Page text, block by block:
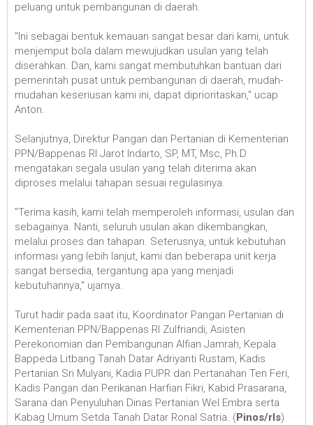
peluang untuk pembangunan di daerah.
"Ini sebagai bentuk kemauan sangat besar dari kami, untuk
menjemput bola dalam mewujudkan usulan yang telah
diserahkan. Dan, kami sangat membutuhkan bantuan dari
pemerintah pusat untuk pembangunan di daerah, mudah-
mudahan keseriusan kami ini, dapat diprioritaskan," ucap
Anton.
Selanjutnya, Direktur Pangan dan Pertanian di Kementerian
PPN/Bappenas RI Jarot Indarto, SP, MT, Msc, Ph.D
mengatakan segala usulan yang telah diterima akan
diproses melalui tahapan sesuai regulasinya.
"Terima kasih, kami telah memperoleh informasi, usulan dan
sebagainya. Nanti, seluruh usulan akan dikembangkan,
melalui proses dan tahapan. Seterusnya, untuk kebutuhan
informasi yang lebih lanjut, kami dan beberapa unit kerja
sangat bersedia, tergantung apa yang menjadi
kebutuhannya," ujarnya.
Turut hadir pada saat itu, Koordinator Pangan Pertanian di
Kementerian PPN/Bappenas RI Zulfriandi, Asisten
Perekonomian dan Pembangunan Alfian Jamrah, Kepala
Bappeda Litbang Tanah Datar Adriyanti Rustam, Kadis
Pertanian Sri Mulyani, Kadia PUPR dan Pertanahan Ten Feri,
Kadis Pangan dan Perikanan Harfian Fikri, Kabid Prasarana,
Sarana dan Penyuluhan Dinas Pertanian Wel Embra serta
Kabag Umum Setda Tanah Datar Ronal Satria. (Pinos/rls)